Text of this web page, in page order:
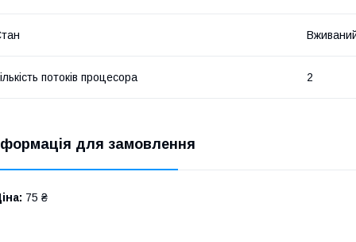
потоків процесора 2
для замовлення
75 ₴